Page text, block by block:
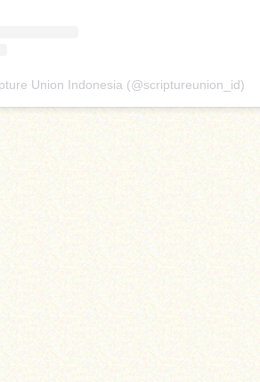
Union Indonesia (@scriptureunion_id)